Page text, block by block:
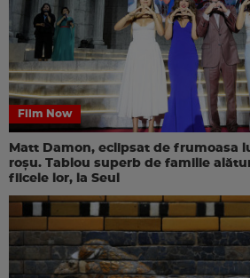
Film Now
Matt Damon, eclipsat de frumoasa
roșu. Tablou superb de familie
fiicele lor, la Seul